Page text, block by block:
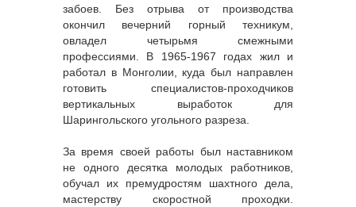
забоев. Без отрыва от производства
окончил вечерний горный техникум,
овладел четырьмя смежными
профессиями. В 1965-1967 годах жил и
работал в Монголии, куда был направлен
готовить специалистов-проходчиков
вертикальных выработок для
Шарингольского угольного разреза.
За время своей работы был наставником
не одного десятка молодых работников,
обучал их премудростям шахтного дела,
мастерству скоростной проходки.